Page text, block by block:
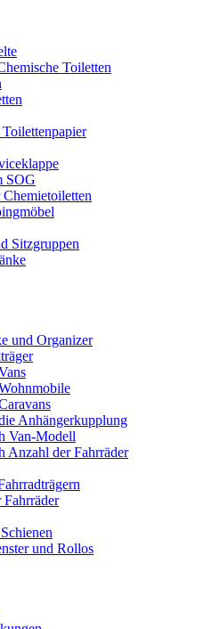
Toiletten
Toilettenpapier
SOG
Sitzgruppen
und Organizer
Anhängerkupplung
Van-Modell
Anzahl der Fahrräder
und Rollos